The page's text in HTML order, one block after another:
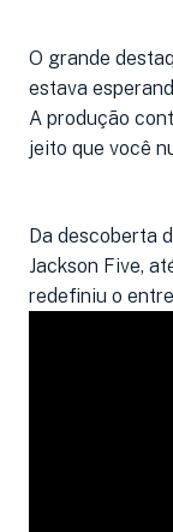
O grande
estava
A produção
jeito que você
Da descoberta
Jackson Five,
redefiniu o